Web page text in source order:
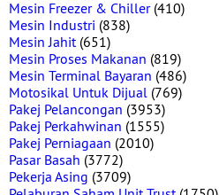
Mesin Freezer & Chiller(410)
Mesin Industri (838)
Mesin Jahit(651)
Mesin Proses Makanan (819)
Mesin Terminal Bayaran (486)
Motosikal Untuk Dijual (769)
Pakej Pelancongan (3953)
Pakej Perkahwinan (1555)
Pakej Perniagaan (2010)
Pasar Basah (3772)
Pekerja Asing (3709)